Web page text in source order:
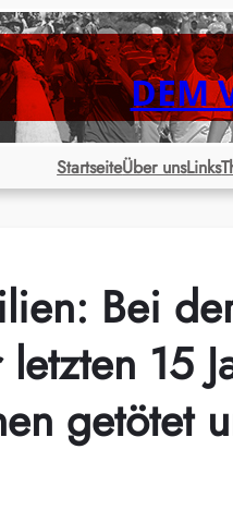
DEM
StartseiteÜber unsLinks
Bei
15
getötet